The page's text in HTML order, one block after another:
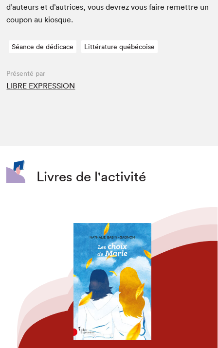
d’auteurs et d’autrices, vous devrez vous faire remet­tre un
coupon au kiosque.
Séance de dédicace Littérature québécoise
Présenté par
LIBRE EXPRESSION
Livres de l'activité